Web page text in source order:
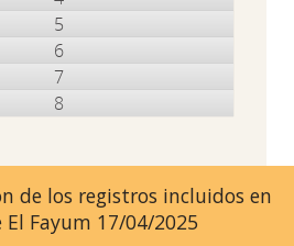
5
6
7
8
de los registros incluidos en
El Fayum 17/04/2025